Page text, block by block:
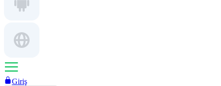
Giriş